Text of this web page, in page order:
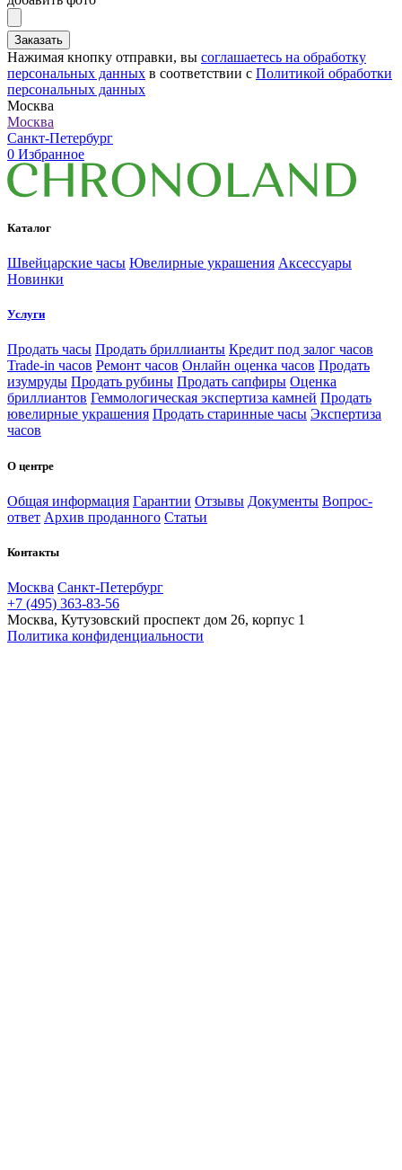
Заказать
Нажимая кнопку отправки, вы соглашаетесь на обработку
персональных данных в соответствии с Политикой обработки
персональных данных
Москва
Москва
Санкт-Петербург
0 Избранное
Каталог
Швейцарские часы Ювелирные украшения Аксессуары
Новинки
Услуги
Продать часы Продать бриллианты Кредит под залог часов
Trade-in часов Ремонт часов Онлайн оценка часов Продать
изумруды Продать рубины Продать сапфиры Оценка
бриллиантов Геммологическая экспертиза камней Продать
ювелирные украшения Продать старинные часы Экспертиза
часов
О центре
Общая информация Гарантии Отзывы Документы Вопрос-
ответ Архив проданного Статьи
Контакты
Москва Санкт-Петербург
+7 (495) 363-83-56
Москва, Кутузовский проспект дом 26, корпус 1
Политика конфиденциальности